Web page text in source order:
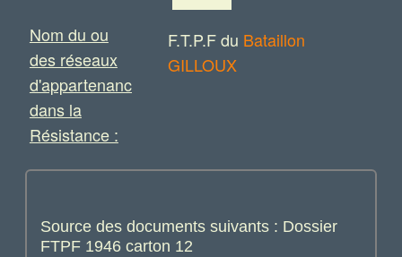
Nom du ou
des réseaux
d'appartenance
dans la
Résistance :
F.T.P.F du Bataillon
GILLOUX
Source des documents suivants : Dossier
FTPF 1946 carton 12